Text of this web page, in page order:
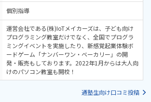
個別指導
運営会社である(株)IoTメイカーズは、子ども向け
プログラミング教室だけでなく、全国でプログラ
ミングイベントを実施したり、新感覚起業体験ボ
ードゲーム「ナンバーワン・ベーカリー」の開
発・販売もしております。2022年1月からは大人向
けのパソコン教室も開校！
通塾生向け口コミ投稿